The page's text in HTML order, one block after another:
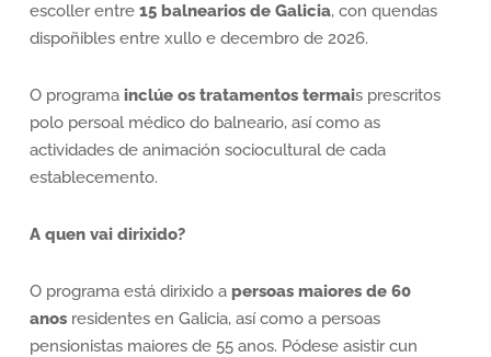
escoller entre 15 balnearios de Galicia, con quendas
dispoñibles entre xullo e decembro de 2026.
O programa inclúe os tratamentos termais prescritos
polo persoal médico do balneario, así como as
actividades de animación sociocultural de cada
establecemento.
A quen vai dirixido?
O programa está dirixido a persoas maiores de 60
anosresidentes en Galicia, así como a persoas
pensionistas maiores de 55 anos. Pódese asistir cun